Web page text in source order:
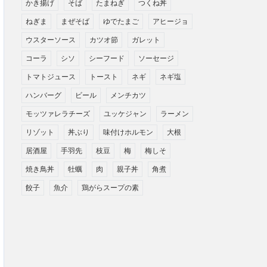
かき揚げ そば たまねぎ つくね丼
ねぎま まぜそば ゆでたまご アヒージョ
ウスターソース カツオ節 ガレット
コーラ シソ シーフード ソーセージ
トマトジュース トースト ネギ ネギ塩
ハンバーグ ビール メンチカツ
モッツァレラチーズ ユッケジャン ラーメン
リゾット 丼ぶり 味付けホルモン 大根
居酒屋 手羽先 枝豆 梅 梅しそ
焼き鳥丼 牡蠣 肉 親子丼 角煮
餃子 魚介 鶏がらスープの素